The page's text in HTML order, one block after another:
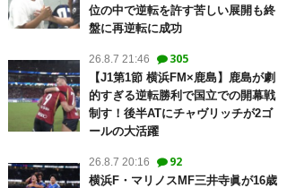
位の中で逆転を許す苦しい展開も終
盤に再逆転に成功
26.8.7 21:46 305
【J1第1節 横浜FM×鹿島】鹿島が劇
的すぎる逆転勝利で国立での開幕戦
制す！後半ATにチャヴリッチが2ゴ
ールの大活躍
26.8.7 20:16 92
横浜F・マリノスMF三井寺眞が16歳